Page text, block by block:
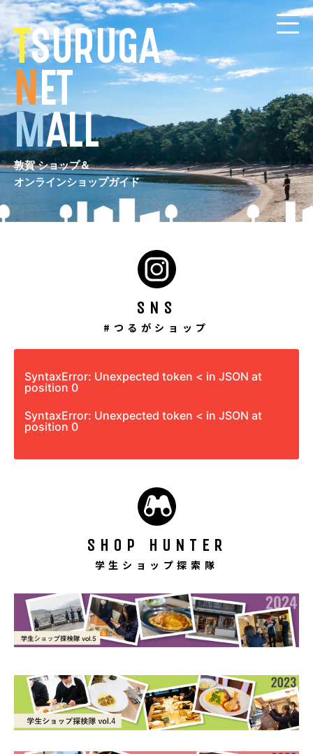
コ
ン
テ
ン
ツ
へ
TSURUGA
NET
MALL
敦賀 ショップ＆
オンラインショップガイド
SNS
#つるがショップ
SyntaxError: Unexpected token < in JSON at
position 0
SyntaxError: Unexpected token < in JSON at
position 0
SHOP HUNTER
学生ショップ探索隊